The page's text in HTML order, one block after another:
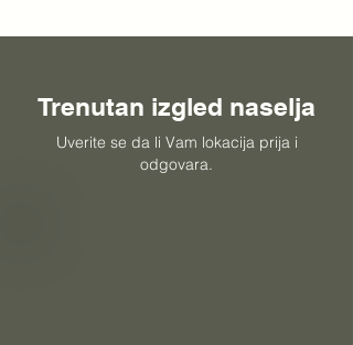
Trenutan izgled naselja
Uverite se da li Vam lokacija prija i
odgovara.